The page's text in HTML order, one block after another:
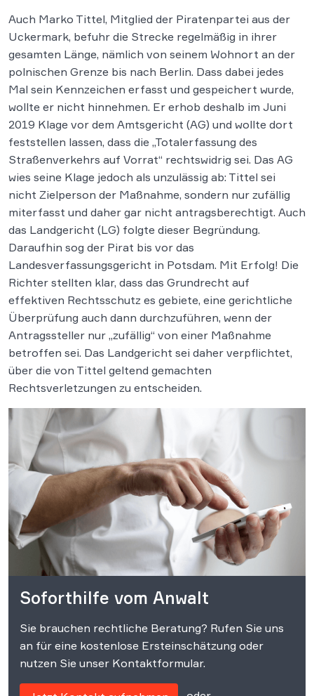
Auch Marko Tittel, Mitglied der Piratenpartei aus der
Uckermark, befuhr die Strecke regelmäßig in ihrer
gesamten Länge, nämlich von seinem Wohnort an der
polnischen Grenze bis nach Berlin. Dass dabei jedes
Mal sein Kennzeichen erfasst und gespeichert wurde,
wollte er nicht hinnehmen. Er erhob deshalb im Juni
2019 Klage vor dem Amtsgericht (AG) und wollte dort
feststellen lassen, dass die „Totalerfassung des
Straßenverkehrs auf Vorrat“ rechtswidrig sei. Das AG
wies seine Klage jedoch als unzulässig ab: Tittel sei
nicht Zielperson der Maßnahme, sondern nur zufällig
miterfasst und daher gar nicht antragsberechtigt. Auch
das Landgericht (LG) folgte dieser Begründung.
Daraufhin sog der Pirat bis vor das
Landesverfassungsgericht in Potsdam. Mit Erfolg! Die
Richter stellten klar, dass das Grundrecht auf
effektiven Rechtsschutz es gebiete, eine gerichtliche
Überprüfung auch dann durchzuführen, wenn der
Antragssteller nur „zufällig“ von einer Maßnahme
betroffen sei. Das Landgericht sei daher verpflichtet,
über die von Tittel geltend gemachten
Rechtsverletzungen zu entscheiden.
Soforthilfe vom Anwalt
Sie brauchen rechtliche Beratung? Rufen Sie uns
an für eine kostenlose Ersteinschätzung oder
nutzen Sie unser Kontaktformular.